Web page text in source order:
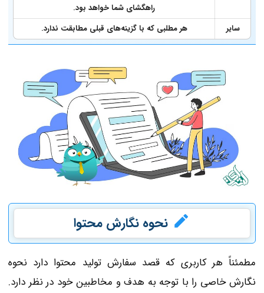
راهگشای شما خواهد بود.
سایر
هر مطلبی که با گزینه‌های قبلی مطابقت ندارد.
نحوه نگارش محتوا
مطمئناً هر کاربری که قصد سفارش تولید محتوا دارد نحوه
نگارش خاصی را با توجه به هدف و مخاطبین خود در نظر دارد.